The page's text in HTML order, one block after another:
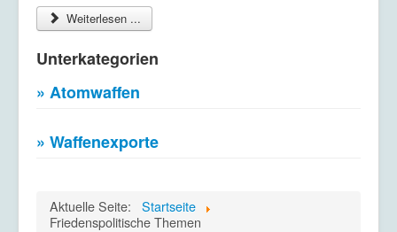
Weiterlesen ...
Unterkategorien
» Atomwaffen
» Waffenexporte
Aktuelle Seite:
Startseite
Friedenspolitische Themen